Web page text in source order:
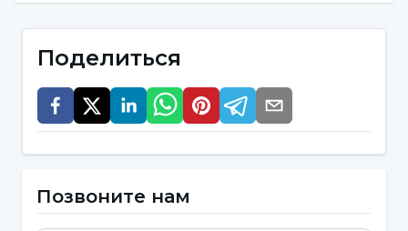
организме для выведения из него лишних
общеизвестного термина "детокс". Его цель -
очистить и сбалансировать организм от
вредного. Чтобы использоватьтехнологии
сбалансированно, в последнее время
многие предпочитают цифровой детокс.
Поделиться
Позвоните нам